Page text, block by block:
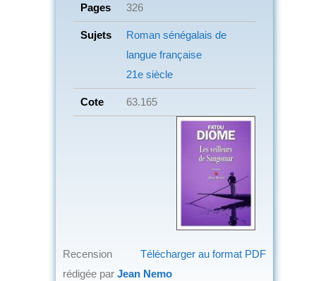
Pages 326
Sujets
Roman sénégalais de
langue française
21e siècle
Cote 63.165
Télécharger au format PDF
Recension
rédigée par Jean Nemo